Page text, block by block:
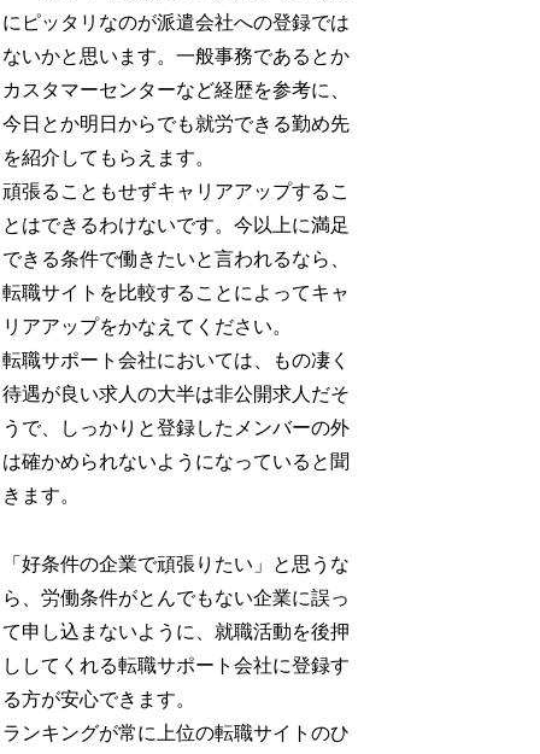
にピッタリなのが派遣会社への登録では
ないかと思います。一般事務であるとか
カスタマーセンターなど経歴を参考に、
今日とか明日からでも就労できる勤め先
を紹介してもらえます。
頑張ることもせずキャリアアップするこ
とはできるわけないです。今以上に満足
できる条件で働きたいと言われるなら、
転職サイトを比較することによってキャ
リアアップをかなえてください。
転職サポート会社においては、もの凄く
待遇が良い求人の大半は非公開求人だそ
うで、しっかりと登録したメンバーの外
は確かめられないようになっていると聞
きます。
「好条件の企業で頑張りたい」と思うな
ら、労働条件がとんでもない企業に誤っ
て申し込まないように、就職活動を後押
ししてくれる転職サポート会社に登録す
る方が安心できます。
ランキングが常に上位の転職サイトのひ